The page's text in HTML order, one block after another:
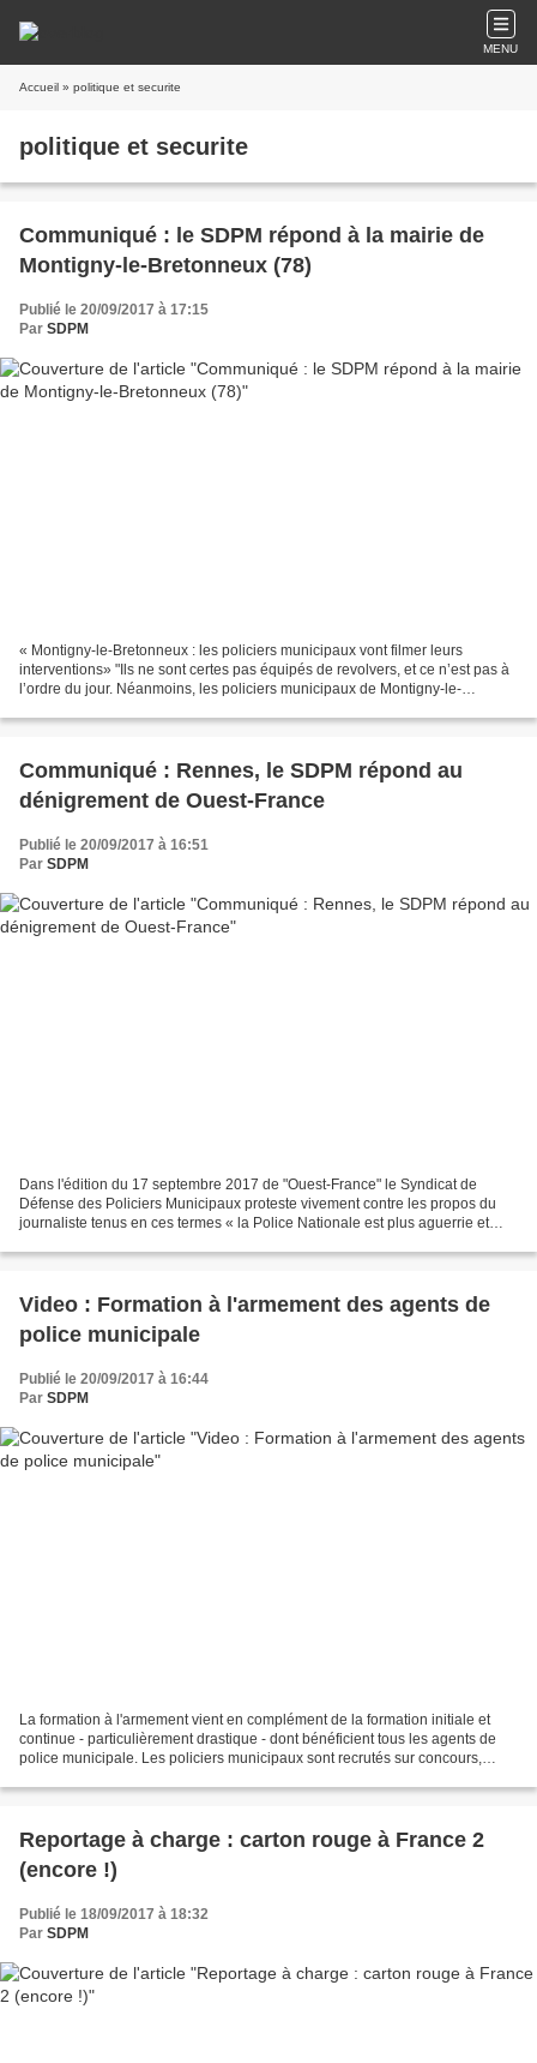
MENU
Accueil » politique et securite
politique et securite
Communiqué : le SDPM répond à la mairie de
Montigny-le-Bretonneux (78)
Publié le 20/09/2017 à 17:15
Par SDPM
« Montigny-le-Bretonneux : les policiers municipaux vont filmer leurs
interventions» "Ils ne sont certes pas équipés de revolvers, et ce n’est pas à
l’ordre du jour. Néanmoins, les policiers municipaux de Montigny-le-
Communiqué : Rennes, le SDPM répond au
dénigrement de Ouest-France
Publié le 20/09/2017 à 16:51
Par SDPM
Dans l'édition du 17 septembre 2017 de "Ouest-France" le Syndicat de
Défense des Policiers Municipaux proteste vivement contre les propos du
journaliste tenus en ces termes « la Police Nationale est plus aguerrie et
Video : Formation à l'armement des agents de
police municipale
Publié le 20/09/2017 à 16:44
Par SDPM
La formation à l'armement vient en complément de la formation initiale et
continue - particulièrement drastique - dont bénéficient tous les agents de
police municipale. Les policiers municipaux sont recrutés sur concours,
Reportage à charge : carton rouge à France 2
(encore !)
Publié le 18/09/2017 à 18:32
Par SDPM